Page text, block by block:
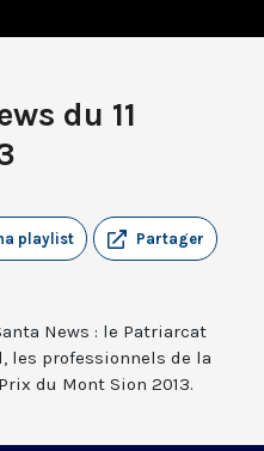
du 11
Partager
playlist
News : le Patriarcat
les professionnels de la
du Mont Sion 2013.